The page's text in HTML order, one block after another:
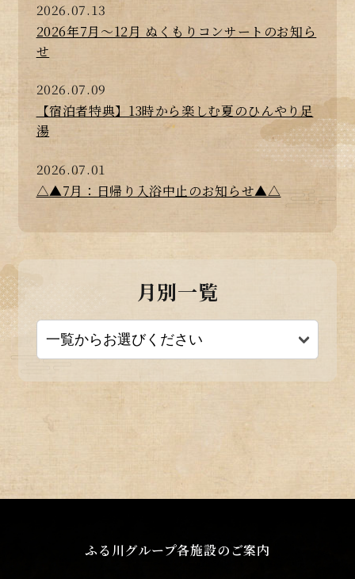
2026.07.13
2026年7月～12月 ぬくもりコンサートのお知ら
せ
2026.07.09
【宿泊者特典】13時から楽しむ夏のひんやり足
湯
2026.07.01
△▲7月：日帰り入浴中止のお知らせ▲△
月別一覧
ふる川グループ各施設のご案内